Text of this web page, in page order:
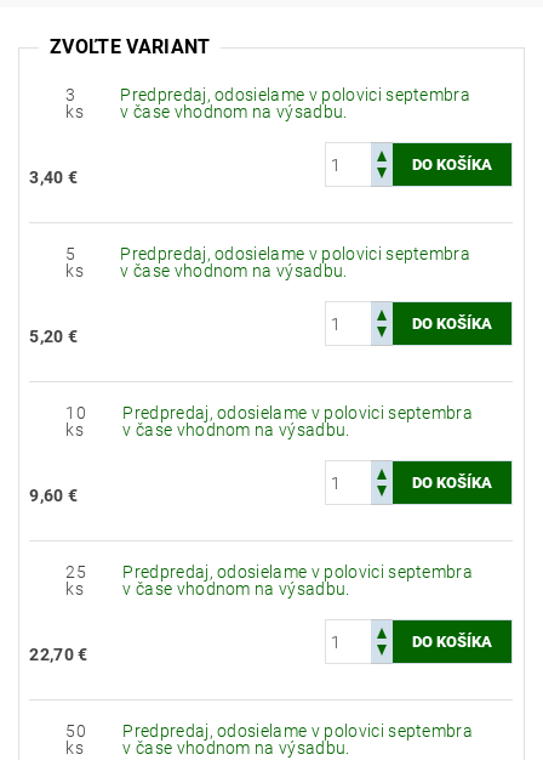
ZVOĽTE VARIANT
3
ks
Predpredaj, odosielame v polovici septembra
v čase vhodnom na výsadbu.
3,40 €
5
ks
Predpredaj, odosielame v polovici septembra
v čase vhodnom na výsadbu.
5,20 €
10
ks
Predpredaj, odosielame v polovici septembra
v čase vhodnom na výsadbu.
9,60 €
25
ks
Predpredaj, odosielame v polovici septembra
v čase vhodnom na výsadbu.
22,70 €
50
ks
Predpredaj, odosielame v polovici septembra
v čase vhodnom na výsadbu.